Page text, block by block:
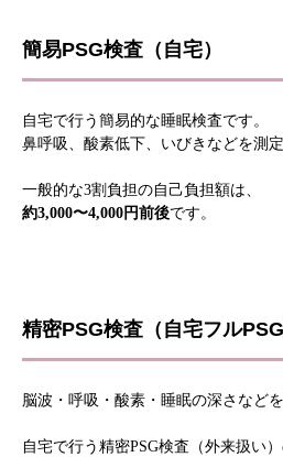
簡易PSG検査（自宅）
自宅で行う簡易的な睡眠検査です。
鼻呼吸、酸素低下、いびきなどを測定
一般的な3割負担の自己負担額は、
約3,000〜4,000円前後です。
精密PSG検査（自宅フルPSG
脳波・呼吸・酸素・睡眠の深さなど
自宅で行う精密PSG検査（外来扱い）